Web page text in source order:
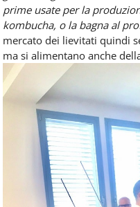
prime usate per la
kombucha, o la bagna al
mercato dei lievitati quindi
ma si alimentano anche